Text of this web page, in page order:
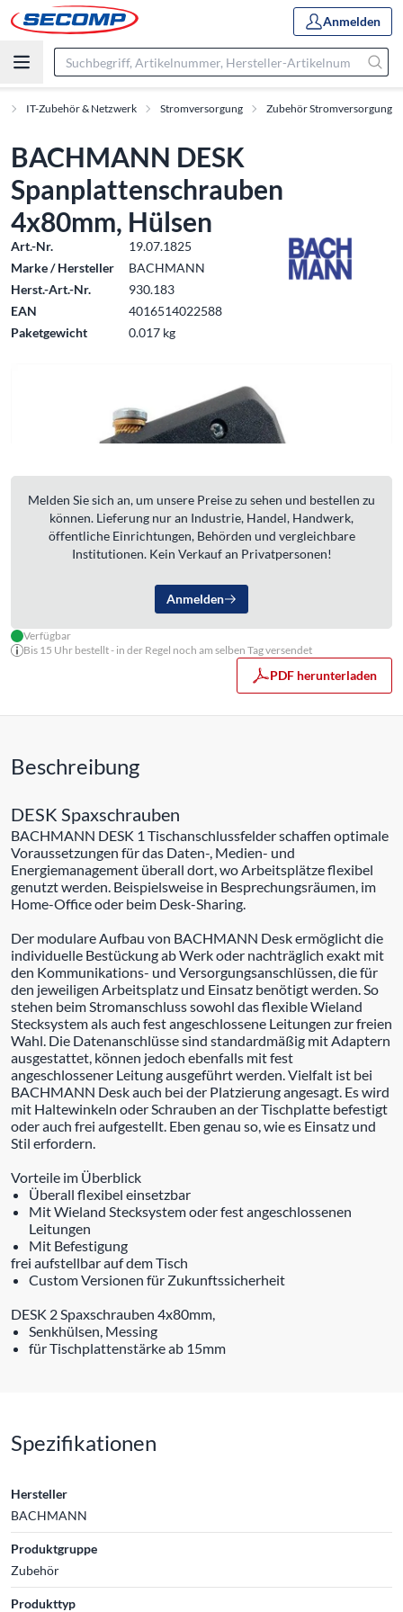
Anmelden
IT-Zubehör & Netzwerk Stromversorgung Zubehör Stromversorgung
BACHMANN DESK
Spanplattenschrauben
4x80mm, Hülsen
Art.-Nr.
19.07.1825
Marke / Hersteller
BACHMANN
Herst.-Art.-Nr.
930.183
EAN
4016514022588
Paketgewicht
0.017 kg
Melden Sie sich an, um unsere Preise zu sehen und bestellen zu
können. Lieferung nur an Industrie, Handel, Handwerk,
öffentliche Einrichtungen, Behörden und vergleichbare
Institutionen. Kein Verkauf an Privatpersonen!
Anmelden
Verfügbar
Bis 15 Uhr bestellt - in der Regel noch am selben Tag versendet
PDF herunterladen
Beschreibung
DESK Spaxschrauben
BACHMANN DESK 1 Tischanschlussfelder schaffen optimale
Voraussetzungen für das Daten-, Medien- und
Energiemanagement überall dort, wo Arbeitsplätze flexibel
genutzt werden. Beispielsweise in Besprechungsräumen, im
Home-Office oder beim Desk-Sharing.
Der modulare Aufbau von BACHMANN Desk ermöglicht die
individuelle Bestückung ab Werk oder nachträglich exakt mit
den Kommunikations- und Versorgungsanschlüssen, die für
den jeweiligen Arbeitsplatz und Einsatz benötigt werden. So
stehen beim Stromanschluss sowohl das flexible Wieland
Stecksystem als auch fest angeschlossene Leitungen zur freien
Wahl. Die Datenanschlüsse sind standardmäßig mit Adaptern
ausgestattet, können jedoch ebenfalls mit fest
angeschlossener Leitung ausgeführt werden. Vielfalt ist bei
BACHMANN Desk auch bei der Platzierung angesagt. Es wird
mit Haltewinkeln oder Schrauben an der Tischplatte befestigt
oder auch frei aufgestellt. Eben genau so, wie es Einsatz und
Stil erfordern.
Vorteile im Überblick
Überall flexibel einsetzbar
Mit Wieland Stecksystem oder fest angeschlossenen
Leitungen
Mit Befestigung
frei aufstellbar auf dem Tisch
Custom Versionen für Zukunftssicherheit
DESK 2 Spaxschrauben 4x80mm,
Senkhülsen, Messing
für Tischplattenstärke ab 15mm
Spezifikationen
Hersteller
BACHMANN
Produktgruppe
Zubehör
Produkttyp